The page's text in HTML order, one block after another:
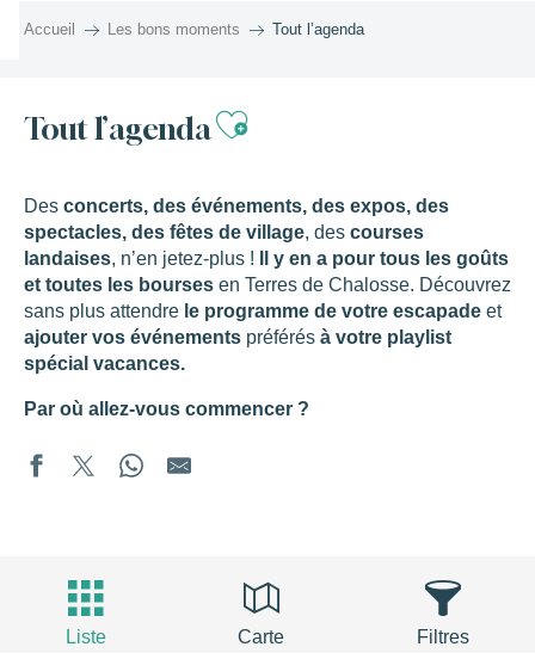
Accueil Les bons moments Tout l’agenda
Tout l’agendaAjouter aux
Des concerts, des événements, des expos, des
spectacles, des fêtes de village, des courses
landaises, n’en jetez-plus !
Il y en a pour tous les goûts
et toutes les bourses en Terres de Chalosse. Découvrez
sans plus attendre le programme de votre escapade et
ajouter vos événements préférés à votre playlist
spécial vacances.
Par où allez-vous commencer ?
Liste Carte Filtres